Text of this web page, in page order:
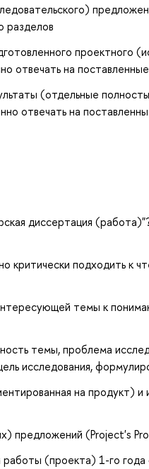
разделов
проектного
отвечать на
(отдельные
отвечать на
диссертация
подходить к
темы к
темы, проблема
исследования,
на продукт) и
предложений (Project's
(проекта) 1-го года